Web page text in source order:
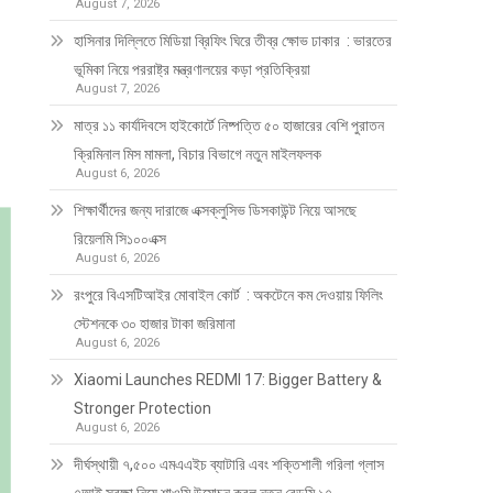
August 7, 2026
হাসিনার দিল্লিতে মিডিয়া ব্রিফিং ঘিরে তীব্র ক্ষোভ ঢাকার : ভারতের
ভূমিকা নিয়ে পররাষ্ট্র মন্ত্রণালয়ের কড়া প্রতিক্রিয়া
August 7, 2026
মাত্র ১১ কার্যদিবসে হাইকোর্টে নিষ্পত্তি ৫০ হাজারের বেশি পুরাতন
ক্রিমিনাল মিস মামলা, বিচার বিভাগে নতুন মাইলফলক
August 6, 2026
শিক্ষার্থীদের জন্য দারাজে এক্সক্লুসিভ ডিসকাউন্ট নিয়ে আসছে
রিয়েলমি সি১০০এক্স
August 6, 2026
রংপুরে বিএসটিআইর মোবাইল কোর্ট : অকটেনে কম দেওয়ায় ফিলিং
স্টেশনকে ৩০ হাজার টাকা জরিমানা
August 6, 2026
Xiaomi Launches REDMI 17: Bigger Battery &
Stronger Protection
August 6, 2026
দীর্ঘস্থায়ী ৭,৫০০ এমএএইচ ব্যাটারি এবং শক্তিশালী গরিলা গ্লাস